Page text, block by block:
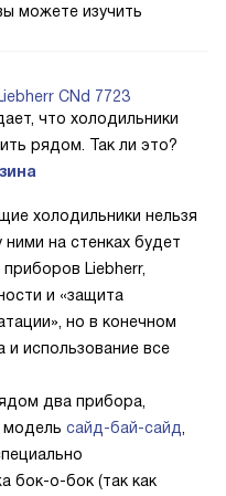
можете изучить
CNd 7723
что холодильники
рядом. Так ли это?
холодильники нельзя
на стенках будет
Liebherr,
и «защита
но в конечном
и использование все
два прибора,
модель сайд-бай-сайд
бок-о-бок (так как